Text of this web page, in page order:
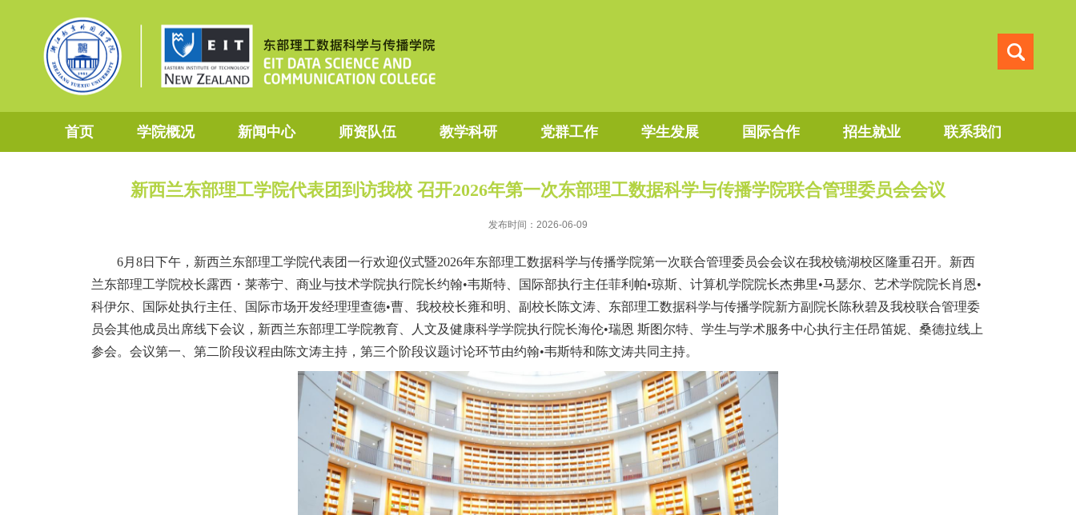
首页 学院概况 新闻中心 师资队伍 教学科研 党群工作 学生发展 国际合作 招生就业 联系我们
新西兰东部理工学院代表团到访我校 召开2026年第一次东部理工数据科学与传播学院联合管理委员会会议
发布时间：2026-06-09
6月8日下午，新西兰东部理工学院代表团一行欢迎仪式暨2026年东部理工数据科学与传播学院第一次联合管理委员会会议在我校镜湖校区隆重召开。新西
兰东部理工学院校长露西・莱蒂宁、商业与技术学院执行院长约翰•韦斯特、国际部执行主任菲利帕•琼斯、计算机学院院长杰弗里•马瑟尔、艺术学院院长肖恩•
科伊尔、国际处执行主任、国际市场开发经理理查德•曹、我校校长雍和明、副校长陈文涛、东部理工数据科学与传播学院新方副院长陈秋碧及我校联合管理委
员会其他成员出席线下会议，新西兰东部理工学院教育、人文及健康科学学院执行院长海伦•瑞恩 斯图尔特、学生与学术服务中心执行主任昂笛妮、桑德拉线上
参会。会议第一、第二阶段议程由陈文涛主持，第三个阶段议题讨论环节由约翰•韦斯特和陈文涛共同主持。